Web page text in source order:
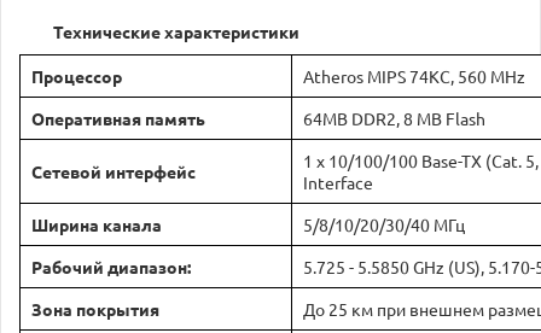
Технические характеристики
Процессор
Atheros MIPS 74KC, 560 MHz
Оперативная память
64MB DDR2, 8 MB Flash
Сетевой интерфейс
1 x 10/100/100 Base-TX (Cat.
Interface
Ширина канала
5/8/10/20/30/40 МГц
Рабочий диапазон:
5.725 - 5.5850 GHz (US),
Зона покрытия
До 25 км при внешнем